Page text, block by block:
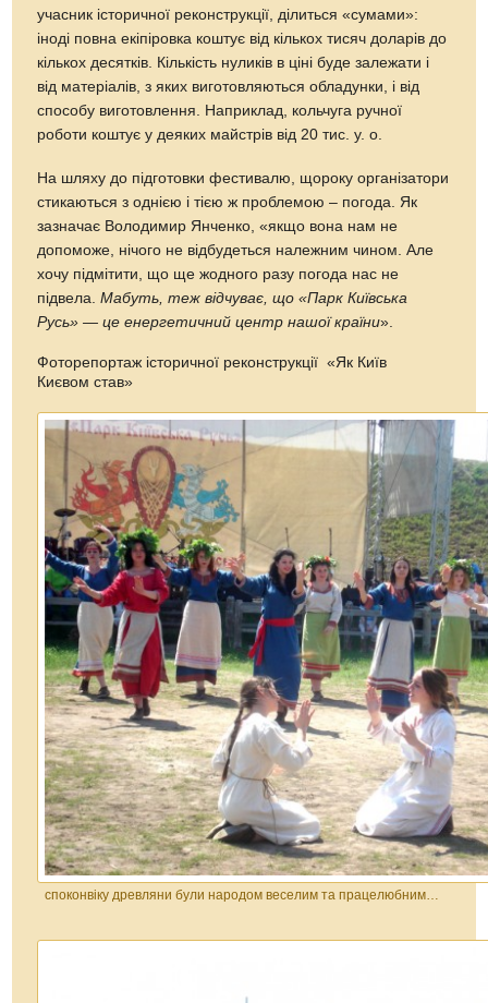
учасник історичної реконструкції, ділиться «сумами»:
іноді повна екіпіровка коштує від кількох тисяч доларів до
кількох десятків. Кількість нуликів в ціні буде залежати і
від матеріалів, з яких виготовляються обладунки, і від
способу виготовлення. Наприклад, кольчуга ручної
роботи коштує у деяких майстрів від 20 тис. у. о.
На шляху до підготовки фестивалю, щороку організатори
стикаються з однією і тією ж проблемою – погода. Як
зазначає Володимир Янченко, «якщо вона нам не
допоможе, нічого не відбудеться належним чином. Але
хочу підмітити, що ще жодного разу погода нас не
підвела.Мабуть, теж відчуває, що «Парк Київська
Русь» — це енергетичний центр нашої країни».
Фоторепортаж історичної реконструкції «Як Київ
Києвом став»
споконвіку древляни були народом веселим та працелюбним…